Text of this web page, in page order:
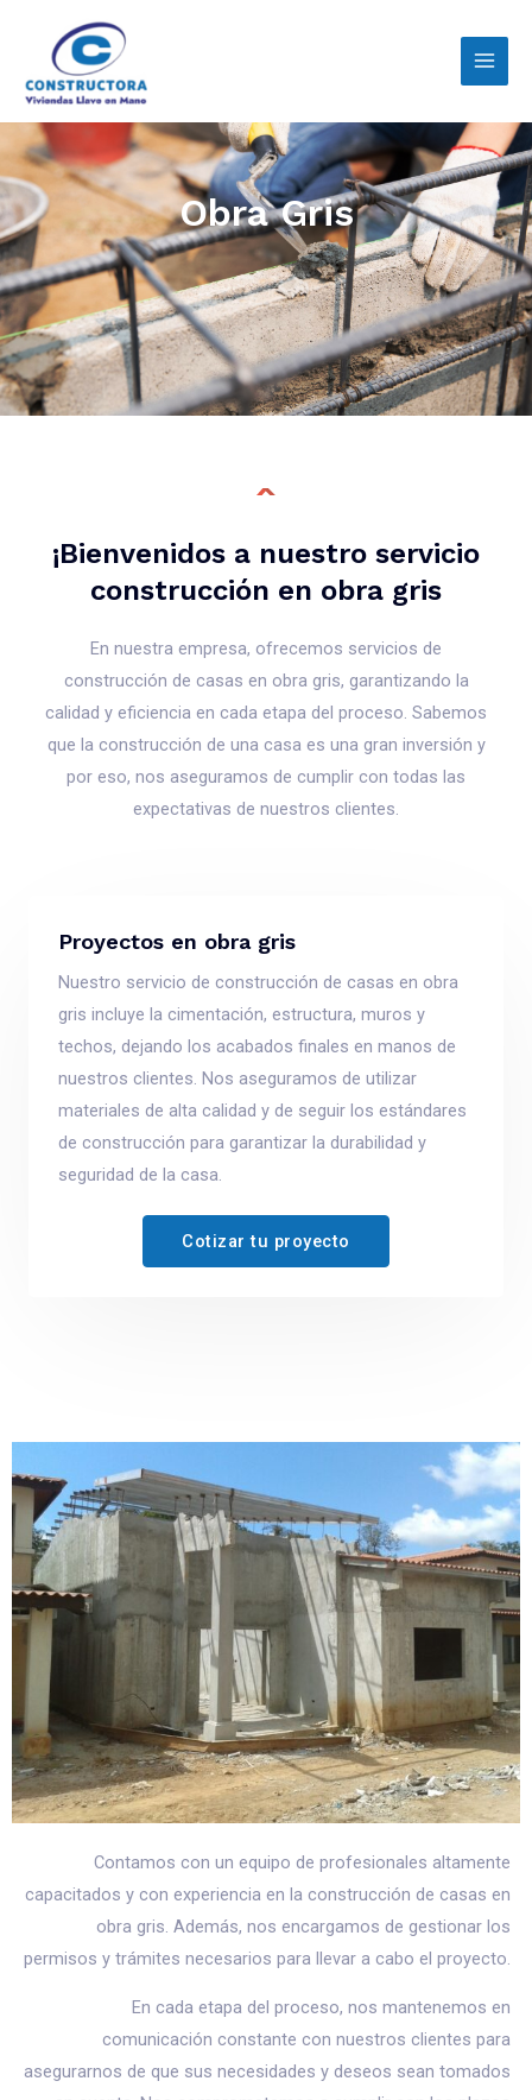
Obra Gris
¡Bienvenidos a nuestro servicio
construcción en obra gris
En nuestra empresa, ofrecemos servicios de
construcción de casas en obra gris, garantizando la
calidad y eficiencia en cada etapa del proceso. Sabemos
que la construcción de una casa es una gran inversión y
por eso, nos aseguramos de cumplir con todas las
expectativas de nuestros clientes.
Proyectos en obra gris
Nuestro servicio de construcción de casas en obra
gris incluye la cimentación, estructura, muros y
techos, dejando los acabados finales en manos de
nuestros clientes. Nos aseguramos de utilizar
materiales de alta calidad y de seguir los estándares
de construcción para garantizar la durabilidad y
seguridad de la casa.
Cotizar tu proyecto
Contamos con un equipo de profesionales altamente
capacitados y con experiencia en la construcción de casas en
obra gris. Además, nos encargamos de gestionar los
permisos y trámites necesarios para llevar a cabo el proyecto.
En cada etapa del proceso, nos mantenemos en
comunicación constante con nuestros clientes para
asegurarnos de que sus necesidades y deseos sean tomados